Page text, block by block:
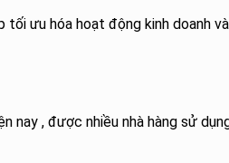
ưu hóa hoạt động kinh doanh
nay , được nhiều nhà hàng sử